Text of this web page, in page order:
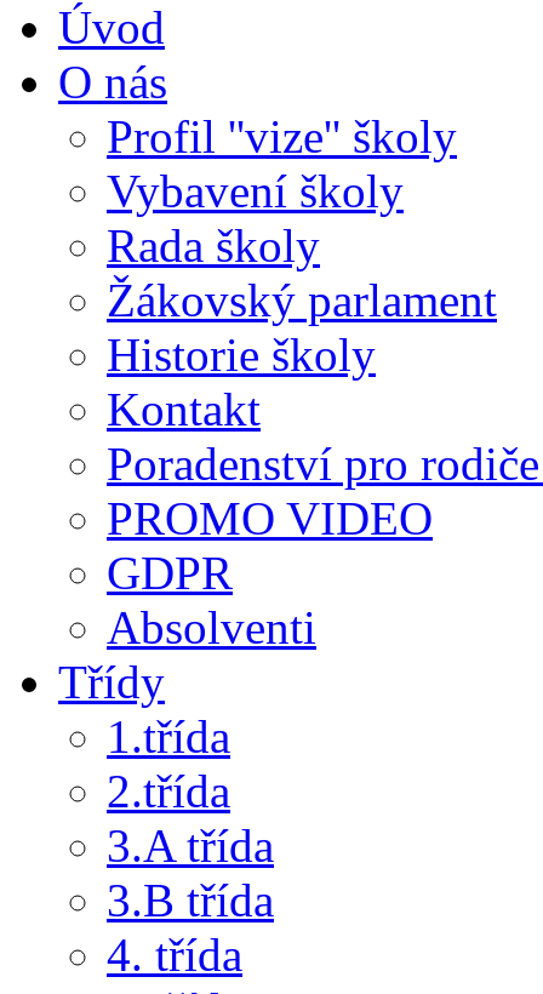
Úvod
O nás
Profil ''vize'' školy
Vybavení školy
Rada školy
Žákovský parlament
Historie školy
Kontakt
Poradenství pro
PROMO VIDEO
GDPR
Absolventi
Třídy
1.třída
2.třída
3.A třída
3.B třída
4. třída